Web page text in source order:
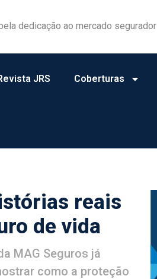
dedicação ao mercado segurador
Lucro do Grupo Bradesco Seguros cresce 20,4% no primeiro semestre de 2026, totalizando R$ 5,7 bilhões
JRS Coberturas
reais
de vida
MAG Seguros já
como a proteção